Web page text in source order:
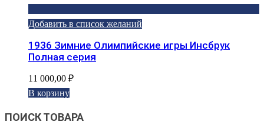
Добавить в список желаний
1936 Зимние Олимпийские игры Инсбрук
Полная серия
11 000,00 ₽
В корзину
ПОИСК ТОВАРА